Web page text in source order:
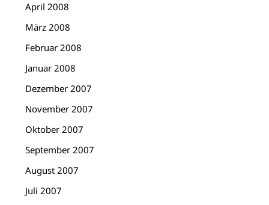
April 2008
März 2008
Februar 2008
Januar 2008
Dezember 2007
November 2007
Oktober 2007
September 2007
August 2007
Juli 2007